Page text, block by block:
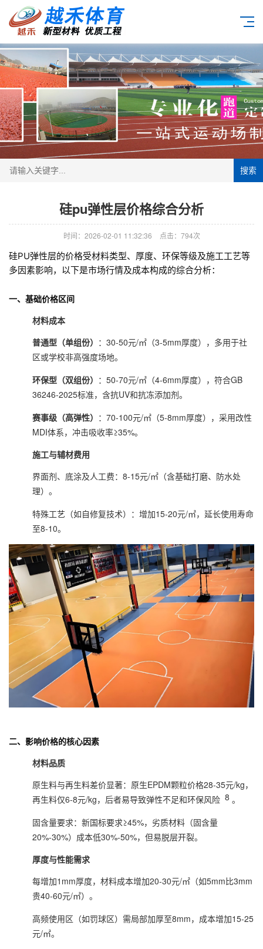
搜索
硅pu弹性层价格综合分析
时间：2026-02-01 11:32:36 点击：794次
硅PU弹性层的价格受材料类型、厚度、环保等级及施工工艺等
多因素影响，以下是市场行情及成本构成的综合分析：
一、 基础价格区间
材料成本
普通型（单组份） ：30-50元/㎡（3-5mm厚度），多用于社
区或学校非高强度场地。
环保型（双组份） ：50-70元/㎡（4-6mm厚度），符合GB
36246-2025标准，含抗UV和抗冻添加剂。
赛事级（高弹性） ：70-100元/㎡（5-8mm厚度），采用改性
MDI体系，冲击吸收率≥35%。
施工与辅材费用
界面剂、底涂及人工费：8-15元/㎡（含基础打磨、防水处
理）。
特殊工艺（如自修复技术）：增加15-20元/㎡，延长使用寿命
至8-10。
二、 影响价格的核心因素
材料品质
原生料与再生料差价显著：原生EPDM颗粒价格28-35元/kg，
再生料仅6-8元/kg，后者易导致弹性不足和环保风险 8 。
固含量要求：新国标要求≥45%，劣质材料（固含量
20%-30%）成本低30%-50%，但易脱层开裂。
厚度与性能需求
每增加1mm厚度，材料成本增加20-30元/㎡（如5mm比3mm
贵40-60元/㎡）。
高频使用区（如罚球区）需局部加厚至8mm，成本增加15-25
元/㎡。